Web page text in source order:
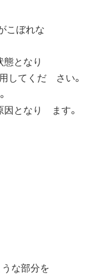
こぼれな
態となり
してくだ さい。
因となり ます。
な部分を